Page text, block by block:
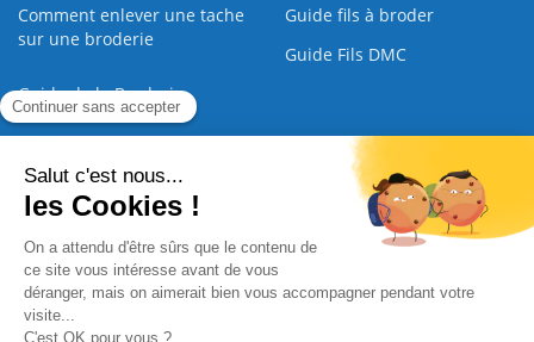
Comment enlever une tache
sur une broderie
Guide fils à broder
Guide Fils DMC
Guide de la Broderie
Nous contacter |
Paiement sécurisé